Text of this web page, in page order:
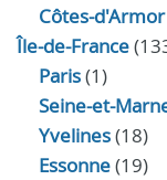
Côtes-d'Armor
Île-de-France
Paris(1)
Seine-et-
Yvelines(18)
Essonne(19)